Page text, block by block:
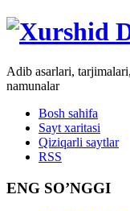
Adib asarlari,
namunalar
Bosh sahifa
Sayt xaritasi
Qiziqarli saytlar
RSS
ENG SO’NGGI